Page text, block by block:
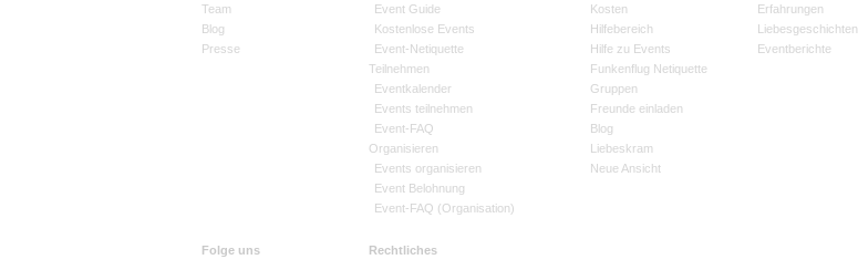
Team
Blog
Presse
Event Guide
Kostenlose Events
Event-Netiquette
Teilnehmen
Eventkalender
Events teilnehmen
Event-FAQ
Organisieren
Events organisieren
Event Belohnung
Event-FAQ (Organisation)
Kosten
Hilfebereich
Hilfe zu Events
Funkenflug Netiquette
Gruppen
Freunde einladen
Blog
Liebeskram
Neue Ansicht
Erfahrungen
Liebesgeschichten
Eventberichte
Folge uns
Rechtliches